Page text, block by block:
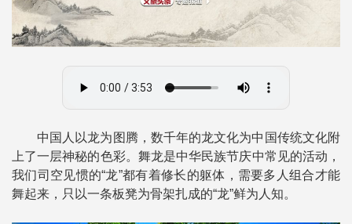
中国人以龙为图腾，数千年的龙文化为中国传统文化附
上了一层神秘的色彩。舞龙是中华民族节庆中常见的活动，
我们司空见惯的“龙”都有着修长的躯体，需要多人组合才能
舞起来，只以一条板凳为骨架扎成的“龙”鲜为人知。